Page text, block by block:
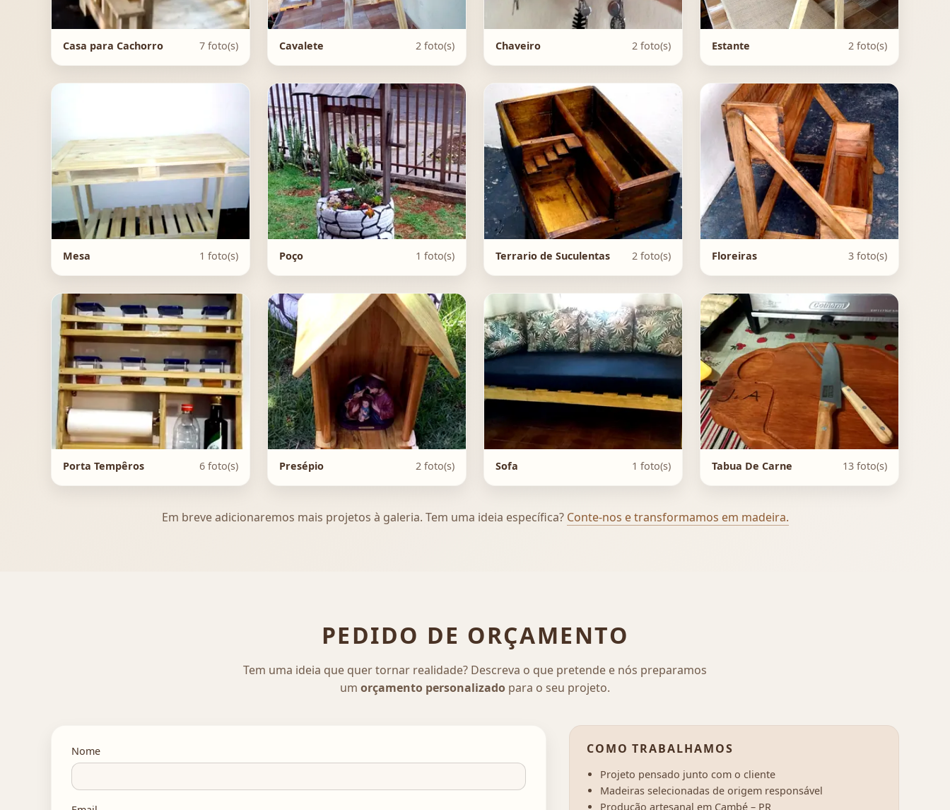
Casa para Cachorro 7 foto(s) Cavalete 2 foto(s) Chaveiro 2 foto(s) Estante 2 foto(s)
Mesa 1 foto(s) Poço 1 foto(s) Terrario de Suculentas 2 foto(s) Floreiras 3 foto(s)
Porta Tempêros 6 foto(s) Presépio 2 foto(s) Sofa 1 foto(s) Tabua De Carne 13 foto(s)
Em breve adicionaremos mais projetos à galeria. Tem uma ideia específica? Conte-nos e transformamos em madeira.
PEDIDO DE ORÇAMENTO
Tem uma ideia que quer tornar realidade? Descreva o que pretende e nós preparamos
um orçamento personalizado para o seu projeto.
Nome COMO TRABALHAMOS
Projeto pensado junto com o cliente
Madeiras selecionadas de origem responsável
Produção artesanal em Cambé – PR